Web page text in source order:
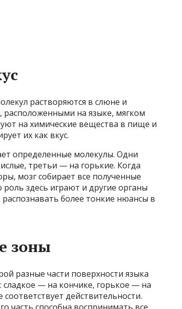
растворяются в слюне и
расположенными на языке, мягком
на химические вещества в пище и
их как вкус.
определенные молекулы. Одни
третьи — на горькие. Когда
мозг собирает все полученные
здесь играют и другие органы
более тонкие нюансы в
зоны
разные части поверхности языка
сладкое — на кончике, горькое — на
действительности.